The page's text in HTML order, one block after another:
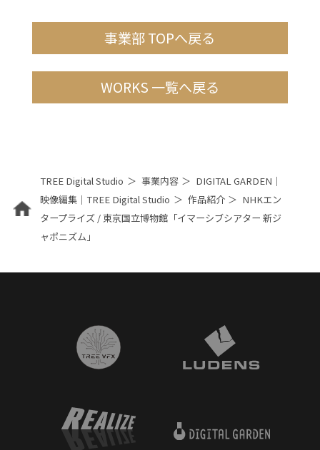
事業部 TOPへ戻る
WORKS 一覧へ戻る
TREE Digital Studio 事業内容
DIGITAL GARDEN｜
映像編集｜TREE Digital Studio
作品紹介
NHKエン
タープライズ / 東京国立博物館「イマーシブシアター 新ジ
ャポニズム」